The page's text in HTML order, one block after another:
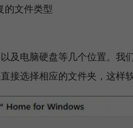
的文件类型
及电脑硬盘等几个位置。我
选择相应的文件夹，这样